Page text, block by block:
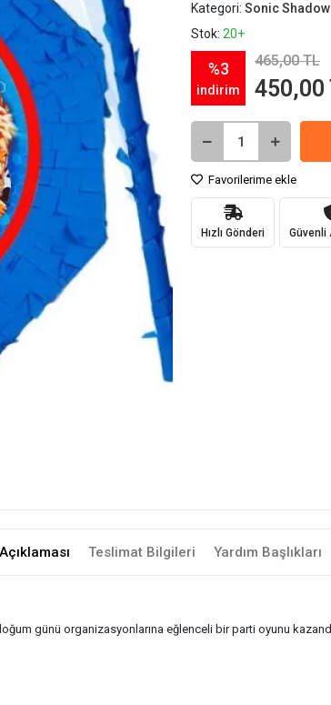
Kategori: Sonic
Stok: 20+
%3
indirim
465,00 TL
450,00
Favorilerime ekle
Hızlı Gönderi Güvenli
Teslimat Bilgileri Yardım Başlıkları
günü organizasyonlarına eğlenceli bir parti oyunu